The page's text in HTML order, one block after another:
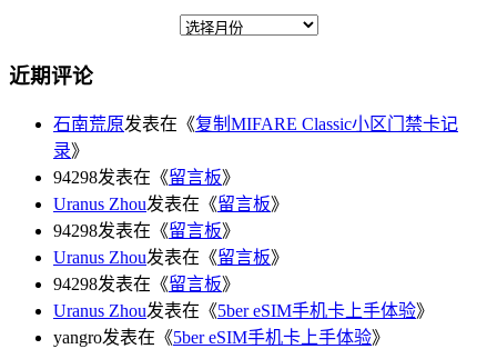
近期评论
石南荒原发表在《复制MIFARE Classic小区门禁卡记
录》
94298发表在《留言板》
Uranus Zhou发表在《留言板》
94298发表在《留言板》
Uranus Zhou发表在《留言板》
94298发表在《留言板》
Uranus Zhou发表在《5ber eSIM手机卡上手体验》
yangro发表在《5ber eSIM手机卡上手体验》